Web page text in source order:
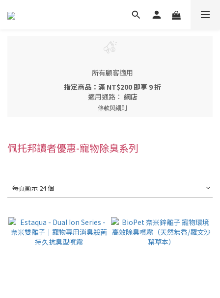
所有顧客適用
指定商品：滿 NT$200 即享 9 折
適用通路： 網店
條款與細則
佩托邦讀者優惠-寵物除臭系列
每頁顯示 24 個